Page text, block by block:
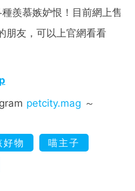
羨慕嫉妒恨！目前網上售
朋友，可以上官網看看
petcity.mag ～
物
喵主子